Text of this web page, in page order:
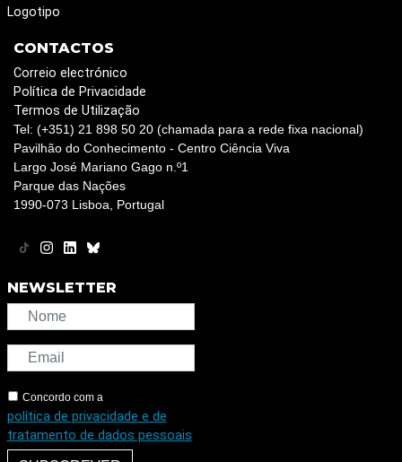
Logotipo
CONTACTOS
Correio electrónico
Política de Privacidade
Termos de Utilização
Tel: (+351) 21 898 50 20 (chamada para a rede fixa nacional)
Pavilhão do Conhecimento - Centro Ciência Viva
Largo José Mariano Gago n.º1
Parque das Nações
1990-073 Lisboa, Portugal
NEWSLETTER
Concordo com a
política de privacidade e de
tratamento de dados pessoais